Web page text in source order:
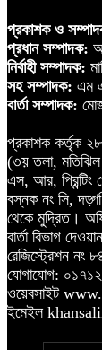
প্রকাশক ও
প্রধান সম্পাদক:
নির্বাহী সম্পাদক:
সহ সম্পাদক: এম
বার্তা সম্পাদক:
প্রকাশক কর্তৃক ২৮
(৩য় তলা,
এস, আর,
বস্নক নং সি,
থেকে মুদ্রিত।
বার্তা বিভাগ
রেজিস্ট্রেশন নং
যোগাযোগ:
ওয়েবসাইট
ইমেইল